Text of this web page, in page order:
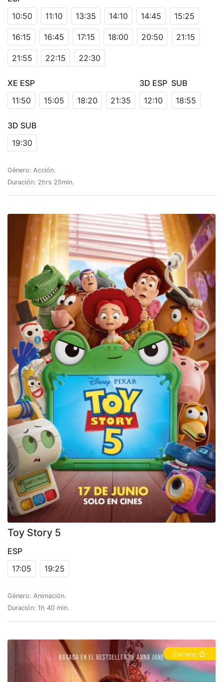
10:50
11:10 13:35 14:10 14:45 15:25
16:15 16:45 17:15 18:00 20:50 21:15
21:55 22:15 22:30
XE ESP
11:50
15:05 18:20 21:35
3D ESP
12:10
SUB
18:55
3D SUB
19:30
Género: Acción.
Duración: 2hrs 25min.
Toy Story 5
ESP
17:05
19:25
Género: Animación.
Duración: 1h 40 min.
Estreno